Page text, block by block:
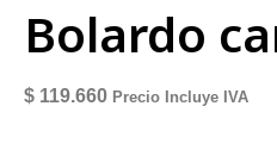
Bolardo
$ 119.660 Precio Incluye IVA